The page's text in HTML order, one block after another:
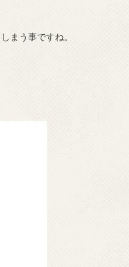
まう事ですね。